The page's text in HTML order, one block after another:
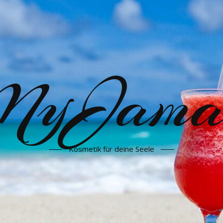
Kosmetik für deine Seele